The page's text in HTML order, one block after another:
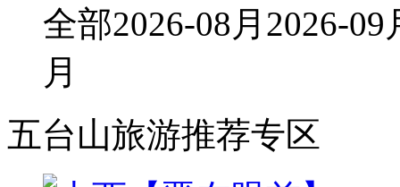
全部2026-08月 2026-09
月
五台山旅游推荐专区